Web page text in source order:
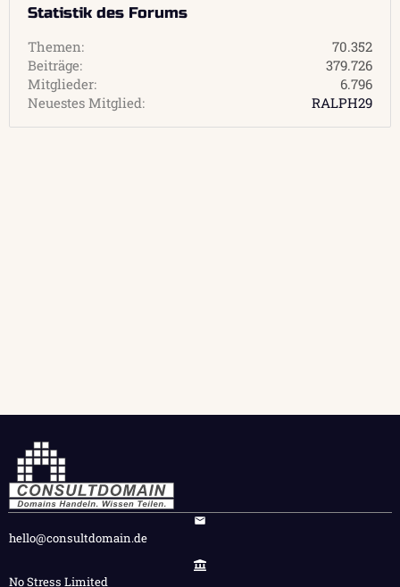
Statistik des Forums
Themen
70.352
Beiträge
379.726
Mitglieder
6.796
Neuestes Mitglied
RALPH29
hello@consultdomain.de
No Stress Limited